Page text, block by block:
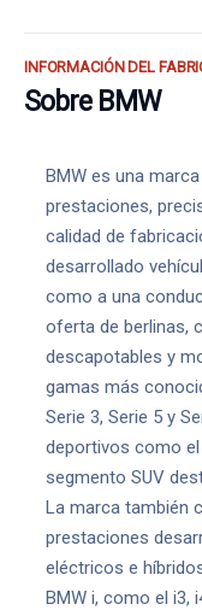
INFORMACIÓN DEL
Sobre BMW
BMW es una
prestaciones,
calidad de
desarrollado
como a una
oferta de berlinas,
descapotables y
gamas más
Serie 3, Serie 5 y
deportivos como el
segmento SUV
La marca también
prestaciones
eléctricos e
BMW i, como el i3,